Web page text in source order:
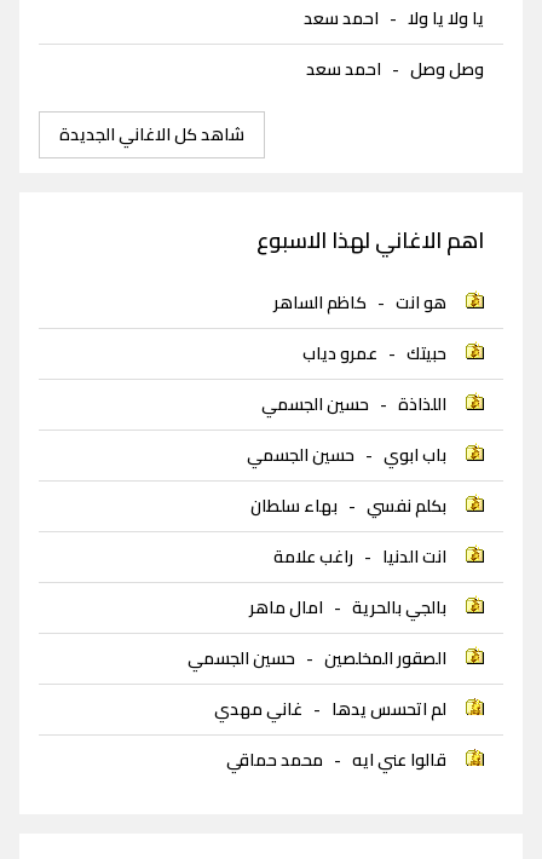
يا ولا يا ولا - احمد سعد
وصل وصل - احمد سعد
شاهد كل الاغاني الجديدة
اهم الاغاني لهذا الاسبوع
هو انت - كاظم الساهر
حبيتك - عمرو دياب
اللذاذة - حسين الجسمي
باب ابوي - حسين الجسمي
بكلم نفسي - بهاء سلطان
انت الدنيا - راغب علامة
بالجي بالحرية - امال ماهر
الصقور المخلصين - حسين الجسمي
لم اتحسس يدها - غاني مهدي
قالوا عني ايه - محمد حماقي